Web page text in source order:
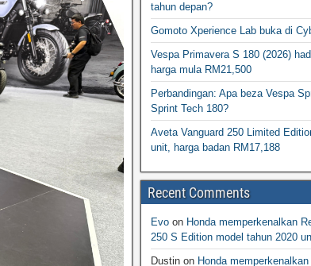
tahun depan?
Gomoto Xperience Lab buka di
Vespa Primavera S 180 (2026)
harga mula RM21,500
Perbandingan: Apa beza Vespa
Sprint Tech 180?
Aveta Vanguard 250 Limited
unit, harga badan RM17,188
Recent Comments
Evo on Honda memperkenalkan
250 S Edition model tahun 2020
Dustin on Honda